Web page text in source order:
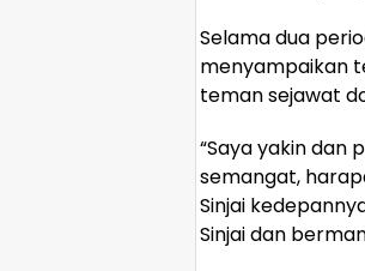
Selama dua
menyampaikan
teman sejawat
“Saya yakin dan
semangat,
Sinjai
Sinjai dan